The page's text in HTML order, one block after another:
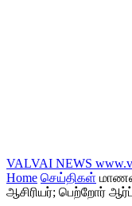
VALVAI NEWS
Home செய்திகள்
ஆசிரியர்; பெற்றோர்